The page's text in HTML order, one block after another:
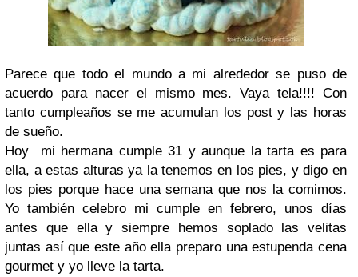
Parece que todo el mundo a mi alrededor se puso de
acuerdo para nacer el mismo mes. Vaya tela!!!! Con
tanto cumpleaños se me acumulan los post y las horas
de sueño.
Hoy mi hermana cumple 31 y aunque la tarta es para
ella, a estas alturas ya la tenemos en los pies, y digo en
los pies porque hace una semana que nos la comimos.
Yo también celebro mi cumple en febrero, unos días
antes que ella y siempre hemos soplado las velitas
juntas así que este año ella preparo una estupenda cena
gourmet y yo lleve la tarta.